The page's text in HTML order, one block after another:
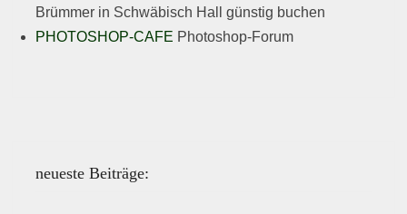
Brümmer in Schwäbisch Hall günstig buchen
PHOTOSHOP-CAFE Photoshop-Forum
neueste Beiträge: